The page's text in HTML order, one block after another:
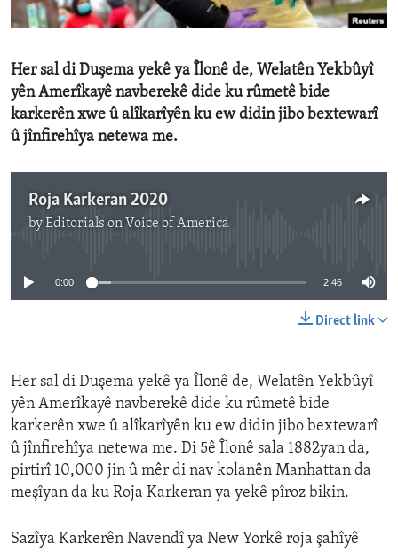
ENVIRONMENT AND HEALTH
Her sal di Duşema yekê ya Îlonê de, Welatên Yekbûyî
yên Amerîkayê navberekê dide ku rûmetê bide
karkerên xwe û alîkarîyên ku ew didin jibo bextewarî
û jînfirehîya netewa me.
Roja Karkeran 2020
byEditorials on Voice of America
0:00 2:46
Direct link
Her sal di Duşema yekê ya Îlonê de, Welatên Yekbûyî
yên Amerîkayê navberekê dide ku rûmetê bide
karkerên xwe û alîkarîyên ku ew didin jibo bextewarî
û jînfirehîya netewa me. Di 5ê Îlonê sala 1882yan da,
pirtirî 10,000 jin û mêr di nav kolanên Manhattan da
meşîyan da ku Roja Karkeran ya yekê pîroz bikin.
Sazîya Karkerên Navendî ya New Yorkê roja şahîyê